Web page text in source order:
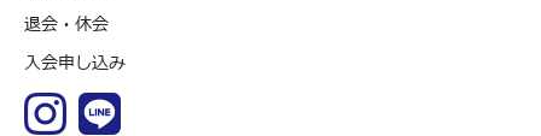
退会・休会
入会申し込み